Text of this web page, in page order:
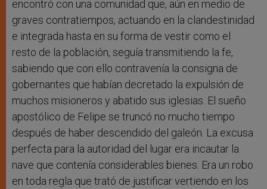
encontró con una comunidad que, aún en medio de
graves contratiempos, actuando en la clandestinidad
e integrada hasta en su forma de vestir como el
resto de la población, seguía transmitiendo la fe,
sabiendo que con ello contravenía la consigna de
gobernantes que habían decretado la expulsión de
muchos misioneros y abatido sus iglesias. El sueño
apostólico de Felipe se truncó no mucho tiempo
después de haber descendido del galeón. La excusa
perfecta para la autoridad del lugar era incautar la
nave que contenía considerables bienes. Era un robo
en toda regla que trató de justificar vertiendo en los